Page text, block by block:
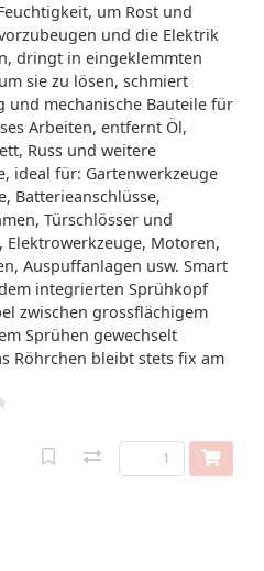
um Rost und
und die Elektrik
dringt in eingeklemmten
sie zu lösen, schmiert
und mechanische Bauteile für
Arbeiten, entfernt Öl,
Russ und weitere
ideal für: Gartenwerkzeuge
Batterieanschlüsse,
Türschlösser und
Elektrowerkzeuge, Motoren,
Auspuffanlagen usw. Smart
integrierten Sprühkopf
zwischen grossflächigem
Sprühen gewechselt
Röhrchen bleibt stets fix am